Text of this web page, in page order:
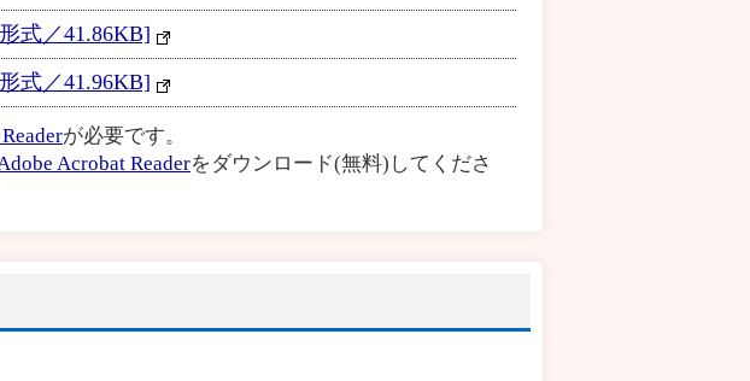
式／41.86KB]
式／41.96KB]
が必要です。
Acrobat Readerをダウンロード(無料)してくださ